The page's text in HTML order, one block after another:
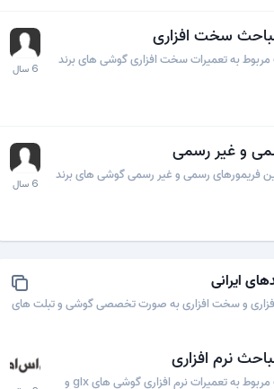
سخت افزاری
به تعمیرات سخت افزاری گوشی های برند
و غیر رسمی
فریمورهای رسمی و غیر رسمی گوشی های برند
ایرانی
و سخت افزاری به صورت تخصصی گوشی و تبلت های
نرم افزاری
آموزش ها و مباحث مربوط به تعمیرات نرم افزاری گوشی های glx و